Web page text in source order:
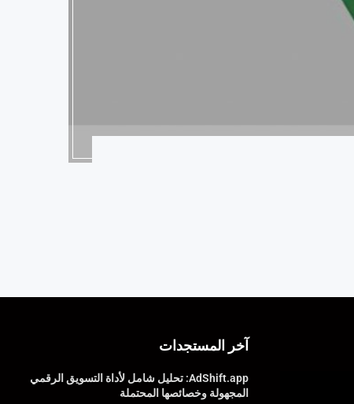
آخر المستجدات
AdShift.app: تحليل شامل لأداة التسويق الرقمي
المجهولة وخصائصها المحتملة